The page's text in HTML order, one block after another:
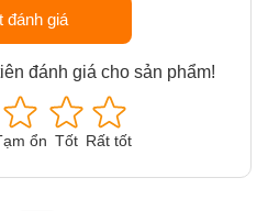
đánh giá
đánh giá cho sản phẩm!
ổn Tốt Rất tốt